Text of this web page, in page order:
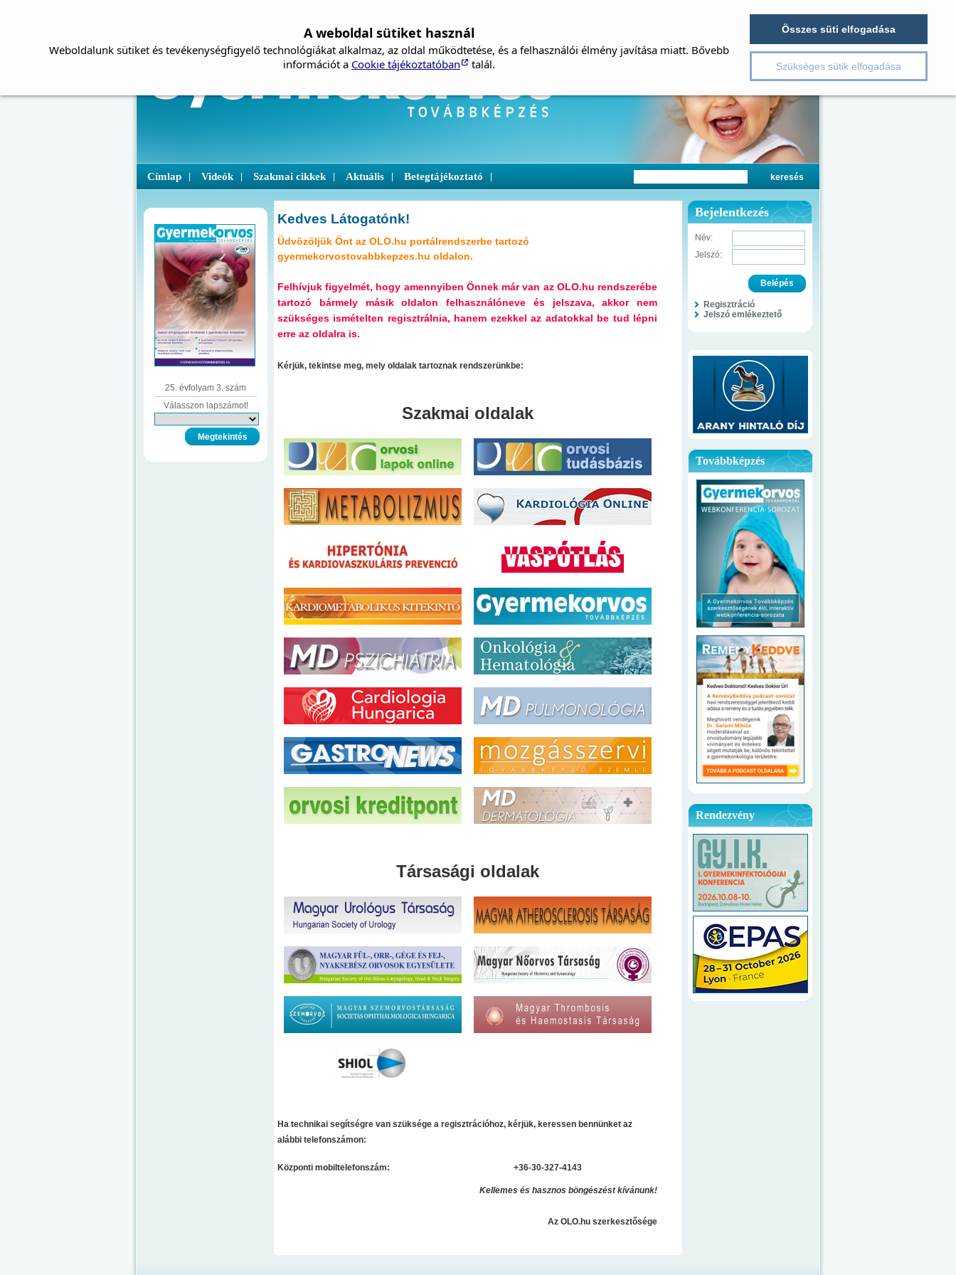
Címlap Videók Szakmai cikkek Aktuális Betegtájékoztató
25. évfolyam 3. szám
Válasszon lapszámot!
Kedves Látogatónk!
Üdvözöljük Önt az OLO.hu portálrendszerbe tartozó
gyermekorvostovabbkepzes.hu oldalon.
Felhívjuk figyelmét, hogy amennyiben Önnek már van az OLO.hu rendszerébe
tartozó bármely másik oldalon felhasználóneve és jelszava, akkor nem
szükséges ismételten regisztrálnia, hanem ezekkel az adatokkal be tud lépni
erre az oldalra is.
Kérjük, tekintse meg, mely oldalak tartoznak rendszerünkbe:
Szakmai oldalak
Társasági oldalak
Ha technikai segítségre van szüksége a regisztrációhoz, kérjük, keressen bennünket az
alábbi telefonszámon:
Központi mobiltelefonszám: +36-30-327-4143
Kellemes és hasznos böngészést kívánunk!
Az OLO.hu szerkesztősége
Bejelentkezés
Név:
Jelszó:
Regisztráció
Jelszó emlékeztető
Továbbképzés
Rendezvény
A weboldal sütiket használ
Weboldalunk sütiket és tevékenységfigyelő technológiákat alkalmaz, az oldal működtetése, és a felhasználói élmény javítása miatt. Bővebb
információt a Cookie tájékoztatóban talál.
Összes süti elfogadása
Szükséges sütik elfogadása